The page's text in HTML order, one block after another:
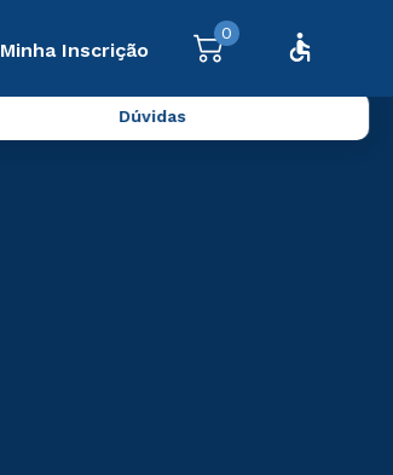
Minha Inscrição
0
Dúvidas